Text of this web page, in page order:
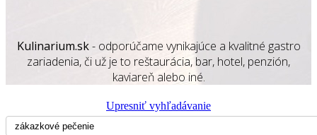
Kulinarium.sk- odporúčame vynikajúce a kvalitné gastro
zariadenia, či už je to reštaurácia, bar, hotel, penzión,
kaviareň alebo iné.
Upresniť vyhľadávanie